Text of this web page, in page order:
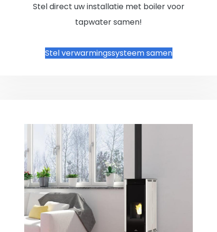
Stel direct uw installatie met boiler voor
tapwater samen!
Stel verwarmingssysteem samen